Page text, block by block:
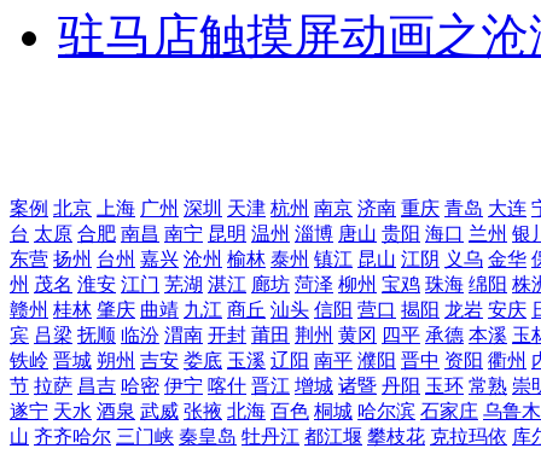
驻马店触摸屏动画之
案例 北京 上海 广州 深圳 天津 杭州 南京 济南 重庆 青岛 大连
台 太原 合肥 南昌 南宁 昆明 温州 淄博 唐山 贵阳 海口 兰州 银
东营 扬州 台州 嘉兴 沧州 榆林 泰州 镇江 昆山 江阴 义乌 金华
州 茂名 淮安 江门 芜湖 湛江 廊坊 菏泽 柳州 宝鸡 珠海 绵阳 株
赣州 桂林 肇庆 曲靖 九江 商丘 汕头 信阳 营口 揭阳 龙岩 安庆
宾 吕梁 抚顺 临汾 渭南 开封 莆田 荆州 黄冈 四平 承德 本溪 玉
铁岭 晋城 朔州 吉安 娄底 玉溪 辽阳 南平 濮阳 晋中 资阳 衢州
节 拉萨 昌吉 哈密 伊宁 喀什 晋江 增城 诸暨 丹阳 玉环 常熟 崇
遂宁 天水 酒泉 武威 张掖 北海 百色 桐城 哈尔滨 石家庄 乌鲁
山 齐齐哈尔 三门峡 秦皇岛 牡丹江 都江堰 攀枝花 克拉玛依 库